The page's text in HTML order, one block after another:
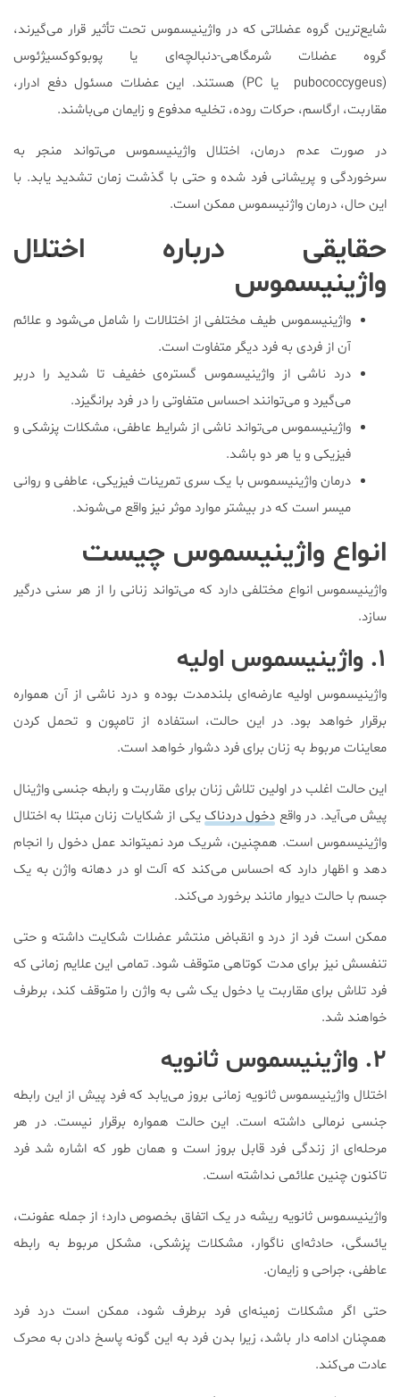
شایع‌ترین گروه عضلاتی که در واژینیسموس تحت تأثیر قرار می‌گیرند،
گروه عضلات شرمگاهی-دنبالچه‌ای یا پوبوکوکسیژئوس
(pubococcygeus یا PC) هستند. این عضلات مسئول دفع ادرار،
مقاربت، ارگاسم، حرکات روده، تخلیه مدفوع و زایمان می‌باشند.
در صورت عدم درمان، اختلال واژینیسموس می‌تواند منجر به
سرخوردگی و پریشانی فرد شده و حتی با گذشت زمان تشدید یابد. با
این حال، درمان واژنیسموس ممکن است.
حقایقی درباره اختلال
واژینیسموس
واژینیسموس طیف مختلفی از اختلالات را شامل می‌شود و علائم
آن از فردی به فرد دیگر متفاوت است.
درد ناشی از واژینیسموس گستره‌ی خفیف تا شدید را دربر
می‌گیرد و می‌توانند احساس متفاوتی را در فرد برانگیزد.
واژینیسموس می‌تواند ناشی از شرایط عاطفی، مشکلات پزشکی و
فیزیکی و یا هر دو باشد.
درمان واژینیسموس با یک سری تمرینات فیزیکی، عاطفی و روانی
میسر است که در بیشتر موارد موثر نیز واقع می‌شوند.
انواع واژینیسموس چیست
واژینیسموس انواع مختلفی دارد که می‌تواند زنانی را از هر سنی درگیر
سازد.
۱. واژینیسموس اولیه
واژینیسموس اولیه عارضه‌ای بلندمدت بوده و درد ناشی از آن همواره
برقرار خواهد بود. در این حالت، استفاده از تامپون و تحمل کردن
معاینات مربوط به زنان برای فرد دشوار خواهد است.
این حالت اغلب در اولین تلاش زنان برای مقاربت و رابطه جنسی واژینال
پیش می‌آید. در واقع دخول دردناکیکی از شکایات زنان مبتلا به اختلال
واژینیسموس است. همچنین، شریک مرد نمیتواند عمل دخول را انجام
دهد و اظهار دارد که احساس می‌کند که آلت او در دهانه واژن به یک
جسم با حالت دیوار مانند برخورد می‌کند.
ممکن است فرد از درد و انقباض منتشر عضلات شکایت داشته و حتی
تنفسش نیز برای مدت کوتاهی متوقف شود. تمامی این علایم زمانی که
فرد تلاش برای مقاربت یا دخول یک شی به واژن را متوقف کند، برطرف
خواهند شد.
۲. واژینیسموس ثانویه
اختلال واژینیسموس ثانویه زمانی بروز می‌یابد که فرد پیش از این رابطه
جنسی نرمالی داشته است. این حالت همواره برقرار نیست. در هر
مرحله‌ای از زندگی فرد قابل بروز است و همان طور که اشاره شد فرد
تاکنون چنین علائمی نداشته است.
واژینیسموس ثانویه ریشه در یک اتفاق بخصوص دارد؛ از جمله عفونت،
یائسگی، حادثه‌ای ناگوار، مشکلات پزشکی، مشکل مربوط به رابطه
عاطفی، جراحی و زایمان.
حتی اگر مشکلات زمینه‌ای فرد برطرف شود، ممکن است درد فرد
همچنان ادامه دار باشد، زیرا بدن فرد به این گونه پاسخ دادن به محرک
عادت می‌کند.